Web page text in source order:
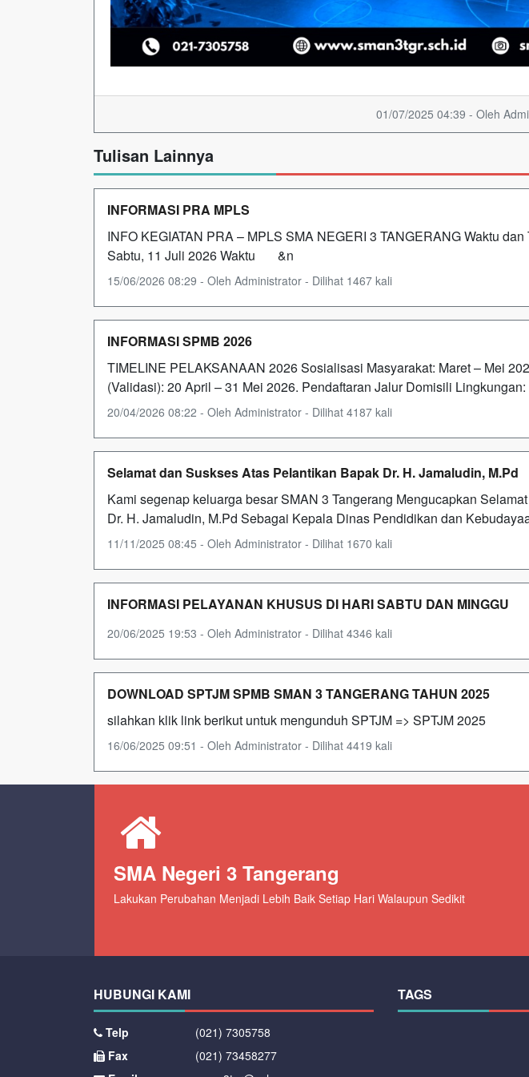
01/07/2025 04:39 - Oleh
Tulisan Lainnya
INFORMASI PRA MPLS
INFO KEGIATAN PRA – MPLS SMA NEGERI 3 TANGERANG Waktu
Sabtu, 11 Juli 2026 Waktu &n
15/06/2026 08:29 - Oleh Administrator - Dilihat 1467 kali
INFORMASI SPMB 2026
TIMELINE PELAKSANAAN 2026 Sosialisasi Masyarakat: Maret – Mei
(Validasi): 20 April – 31 Mei 2026. Pendaftaran Jalur Domisili Lingkungan:
20/04/2026 08:22 - Oleh Administrator - Dilihat 4187 kali
Selamat dan Suskses Atas Pelantikan Bapak Dr. H. Jamaludin, M.Pd
Kami segenap keluarga besar SMAN 3 Tangerang Mengucapkan
Dr. H. Jamaludin, M.Pd Sebagai Kepala Dinas Pendidikan dan
11/11/2025 08:45 - Oleh Administrator - Dilihat 1670 kali
INFORMASI PELAYANAN KHUSUS DI HARI SABTU DAN MINGGU
20/06/2025 19:53 - Oleh Administrator - Dilihat 4346 kali
DOWNLOAD SPTJM SPMB SMAN 3 TANGERANG TAHUN 2025
silahkan klik link berikut untuk mengunduh SPTJM => SPTJM 2025
16/06/2025 09:51 - Oleh Administrator - Dilihat 4419 kali
SMA Negeri 3 Tangerang
Lakukan Perubahan Menjadi Lebih Baik Setiap Hari Walaupun Sedikit
HUBUNGI KAMI
Telp
(021) 7305758
Fax
(021) 73458277
TAGS